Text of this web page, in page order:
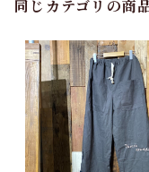
同じカテゴリの商